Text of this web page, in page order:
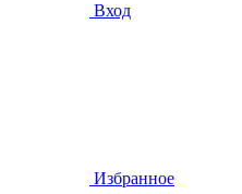
Вход
Избранное